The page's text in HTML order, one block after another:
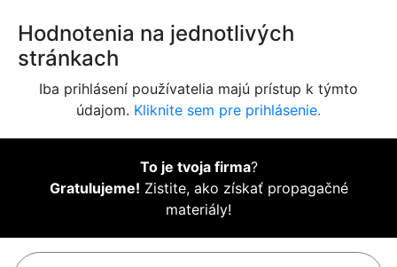
Hodnotenia na jednotlivých
stránkach
Iba prihlásení používatelia majú prístup k týmto
údajom. Kliknite sem pre prihlásenie.
To je tvoja firma?
Gratulujeme! Zistite, ako získať propagačné
materiály!